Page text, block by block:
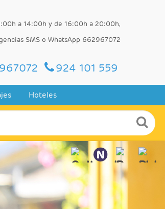
a 14:00h y de 16:00h a 20:00h,
SMS o WhatsApp 662967072
924 101 559
Hoteles